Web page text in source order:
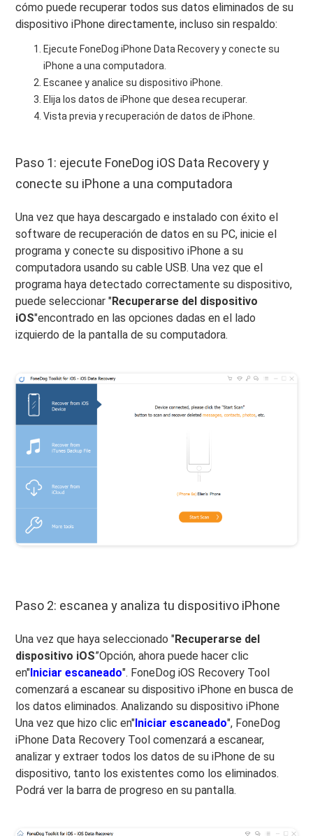
cómo puede recuperar todos sus datos eliminados de su
dispositivo iPhone directamente, incluso sin respaldo:
Ejecute FoneDog iPhone Data Recovery y conecte su
iPhone a una computadora.
Escanee y analice su dispositivo iPhone.
Elija los datos de iPhone que desea recuperar.
Vista previa y recuperación de datos de iPhone.
Paso 1: ejecute FoneDog iOS Data Recovery y
conecte su iPhone a una computadora
Una vez que haya descargado e instalado con éxito el
software de recuperación de datos en su PC, inicie el
programa y conecte su dispositivo iPhone a su
computadora usando su cable USB. Una vez que el
programa haya detectado correctamente su dispositivo,
puede seleccionar "Recuperarse del dispositivo
iOS"encontrado en las opciones dadas en el lado
izquierdo de la pantalla de su computadora.
Paso 2: escanea y analiza tu dispositivo iPhone
Una vez que haya seleccionado "Recuperarse del
dispositivo iOS”Opción, ahora puede hacer clic
en" Iniciar escaneado". FoneDog iOS Recovery Tool
comenzará a escanear su dispositivo iPhone en busca de
los datos eliminados. Analizando su dispositivo iPhone
Una vez que hizo clic en" Iniciar escaneado", FoneDog
iPhone Data Recovery Tool comenzará a escanear,
analizar y extraer todos los datos de su iPhone de su
dispositivo, tanto los existentes como los eliminados.
Podrá ver la barra de progreso en su pantalla.